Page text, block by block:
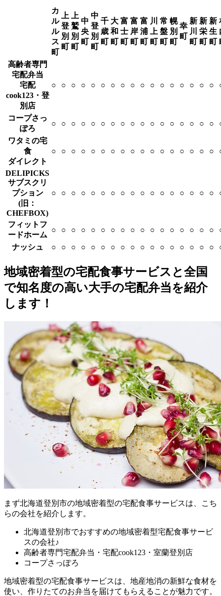
カ
ル
ル
ス
町
上
登
別
町
上
鷲
別
町
中
央
町
中
登
別
町
千
歳
町
大
和
町
富
士
町
富
岸
町
富
浦
町
川
上
町
常
盤
町
幌
別
町
幸
町
新
川
町
新
栄
町
新
生
町
高齢者専門
宅配弁当
宅配
cook123・登
別店
○ ○ ○ ○ ○ ○ ○ ○ ○ ○ ○ ○ ○ ○ ○ ○ ○
コープさっ
ぽろ
○ ○ ○ ○ ○ ○ ○ ○ ○ ○ ○ ○ ○ ○ ○ ○ ○
ワタミの宅
食
ダイレクト
○ ○ ○ ○ ○ ○ ○ ○ ○ ○ ○ ○ ○ ○ ○ ○ ○
DELIPICKS
サブスクリ
プション
(旧：
CHEFBOX)
○ ○ ○ ○ ○ ○ ○ ○ ○ ○ ○ ○ ○ ○ ○ ○ ○
フィットフ
ードホーム
○ ○ ○ ○ ○ ○ ○ ○ ○ ○ ○ ○ ○ ○ ○ ○ ○
ナッシュ ○ ○ ○ ○ ○ ○ ○ ○ ○ ○ ○ ○ ○ ○ ○ ○ ○
地域密着型の宅配食事サービスと全国
で知名度の高い大手の宅配弁当を紹介
します！
まず北海道登別市の地域密着型の宅配食事サービスは、こち
らの会社を紹介します。
北海道登別市でおすすめの地域密着型宅配食事サービ
スの会社♪
高齢者専門宅配弁当・宅配cook123・室蘭登別店
コープさっぽろ
地域密着型の宅配食事サービスは、地産地消の新鮮な食材を
使い、作りたてのお弁当を届けてもらえることが魅力です。